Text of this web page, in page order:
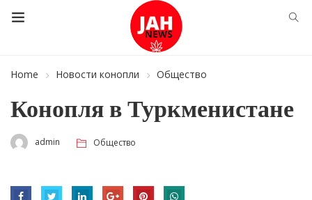
Home Новости конопли Общество
Конопля в Туркменистане
admin Общество